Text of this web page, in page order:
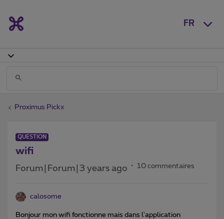
FR
Proximus Pickx
QUESTION
wifi
Forum|Forum|3 years ago 10 commentaires
calosome
Bonjour mon wifi fonctionne mais dans l'application